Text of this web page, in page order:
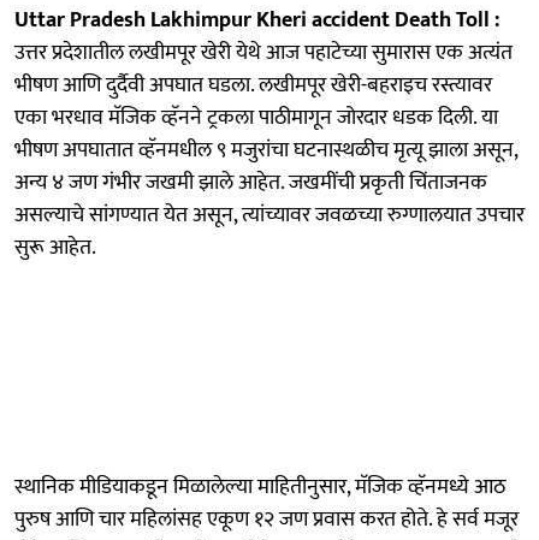
Uttar Pradesh Lakhimpur Kheri accident Death Toll :
उत्तर प्रदेशातील लखीमपूर खेरी येथे आज पहाटेच्या सुमारास एक अत्यंत
भीषण आणि दुर्दैवी अपघात घडला. लखीमपूर खेरी-बहराइच रस्त्यावर
एका भरधाव मॅजिक व्हॅनने ट्रकला पाठीमागून जोरदार धडक दिली. या
भीषण अपघातात व्हॅनमधील ९ मजुरांचा घटनास्थळीच मृत्यू झाला असून,
अन्य ४ जण गंभीर जखमी झाले आहेत. जखमींची प्रकृती चिंताजनक
असल्याचे सांगण्यात येत असून, त्यांच्यावर जवळच्या रुग्णालयात उपचार
सुरू आहेत.
स्थानिक मीडियाकडून मिळालेल्या माहितीनुसार, मॅजिक व्हॅनमध्ये आठ
पुरुष आणि चार महिलांसह एकूण १२ जण प्रवास करत होते. हे सर्व मजूर